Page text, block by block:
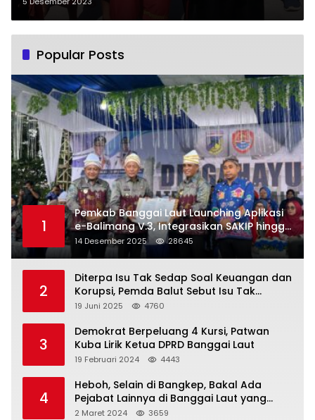
Ke Keraton Banggai
Popular Posts
1
Pemkab Banggai Laut Launching Aplikasi
e-Balimang V.3, Integrasikan SAKIP hingga
Satu Data Layanan Publik
14 Desember 2025 28645
2
Diterpa Isu Tak Sedap Soal Keuangan dan
Korupsi, Pemda Balut Sebut Isu Tak
Berdasar
19 Juni 2025 4760
3
Demokrat Berpeluang 4 Kursi, Patwan
Kuba Lirik Ketua DPRD Banggai Laut
19 Februari 2024 4443
4
Heboh, Selain di Bangkep, Bakal Ada
Pejabat Lainnya di Banggai Laut yang
Bakal di Ciduk, Bagini Kata Kapolres!
2 Maret 2024 3659